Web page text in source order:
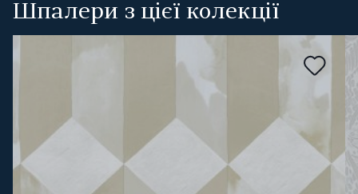
Шпалери з цієї колекції